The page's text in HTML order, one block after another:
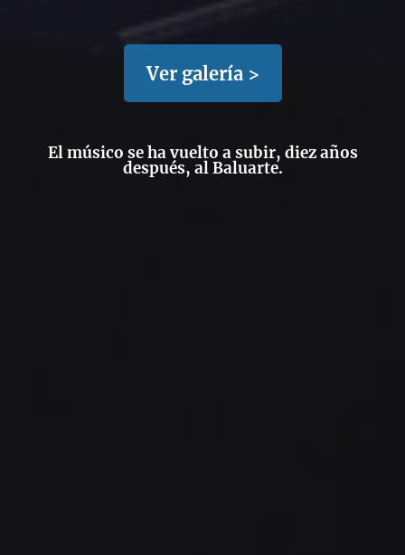
Ver galería >
El músico se ha vuelto a subir, diez años
después, al Baluarte.